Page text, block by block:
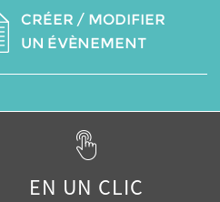
CRÉER / MODIFIER
UN ÉVÈNEMENT
EN UN CLIC